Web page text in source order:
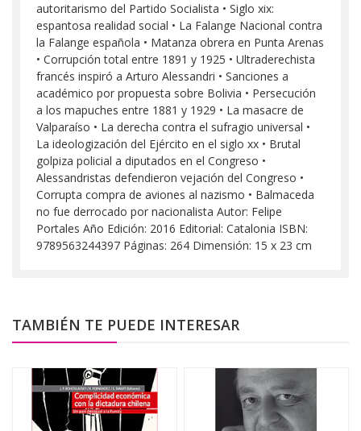
autoritarismo del Partido Socialista • Siglo xix:
espantosa realidad social • La Falange Nacional contra
la Falange española • Matanza obrera en Punta Arenas
• Corrupción total entre 1891 y 1925 • Ultraderechista
francés inspiró a Arturo Alessandri • Sanciones a
académico por propuesta sobre Bolivia • Persecución
a los mapuches entre 1881 y 1929 • La masacre de
Valparaíso • La derecha contra el sufragio universal •
La ideologización del Ejército en el siglo xx • Brutal
golpiza policial a diputados en el Congreso •
Alessandristas defendieron vejación del Congreso •
Corrupta compra de aviones al nazismo • Balmaceda
no fue derrocado por nacionalista Autor: Felipe
Portales Año Edición: 2016 Editorial: Catalonia ISBN:
9789563244397 Páginas: 264 Dimensión: 15 x 23 cm
TAMBIÉN TE PUEDE INTERESAR